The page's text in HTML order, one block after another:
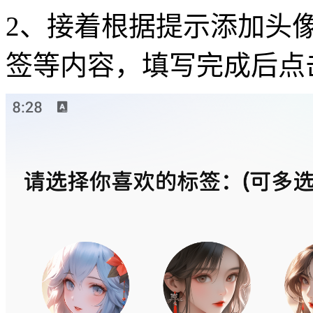
2、接着根据提示添加头
签等内容，填写完成后